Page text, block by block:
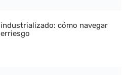
cómo navegar